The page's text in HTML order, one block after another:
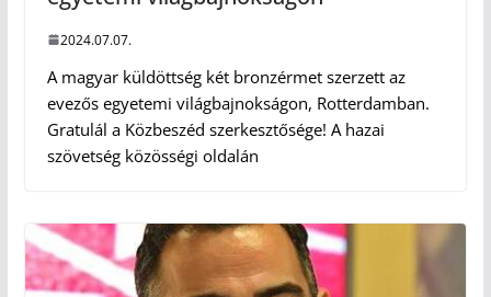
2024.07.07.
A magyar küldöttség két bronzérmet szerzett az
evezős egyetemi világbajnokságon, Rotterdamban.
Gratulál a Közbeszéd szerkesztősége! A hazai
szövetség közösségi oldalán